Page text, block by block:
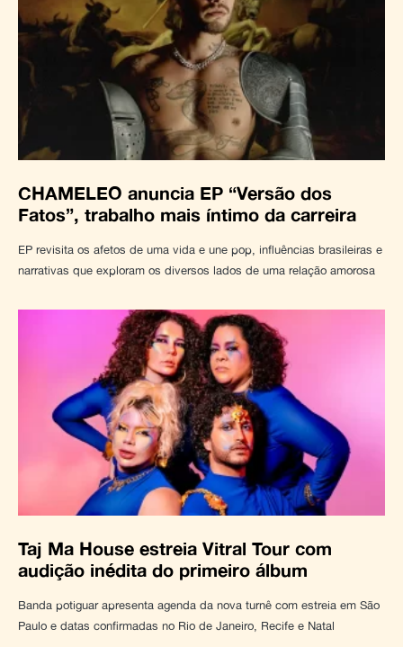
CHAMELEO anuncia EP “Versão dos
Fatos”, trabalho mais íntimo da carreira
EP revisita os afetos de uma vida e une pop, influências brasileiras e
narrativas que exploram os diversos lados de uma relação amorosa
Taj Ma House estreia Vitral Tour com
audição inédita do primeiro álbum
Banda potiguar apresenta agenda da nova turnê com estreia em São
Paulo e datas confirmadas no Rio de Janeiro, Recife e Natal